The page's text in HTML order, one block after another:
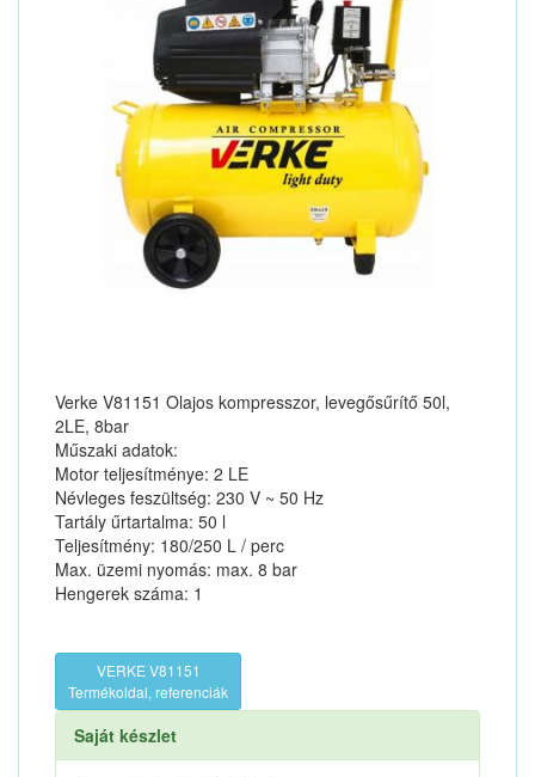
Verke V81151 Olajos kompresszor, levegősűrítő 50l,
2LE, 8bar
Műszaki adatok:
Motor teljesítménye: 2 LE
Névleges feszültség: 230 V ~ 50 Hz
Tartály űrtartalma: 50 l
Teljesítmény: 180/250 L / perc
Max. üzemi nyomás: max. 8 bar
Hengerek száma: 1
VERKE V81151
Termékoldal, referenciák
Saját készlet